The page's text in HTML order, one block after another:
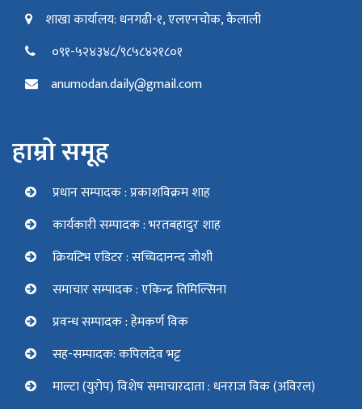
शाखा कार्यालय: धनगढी-१, एलएनचोक, कैलाली
०९१-५२४३४८/९८५८४२१८०१
anumodan.daily@gmail.com
हाम्रो समूह
प्रधान सम्पादक : प्रकाशविक्रम शाह
कार्यकारी सम्पादक : भरतबहादुर शाह
क्रियटिभ एडिटर : सच्चिदानन्द जोशी
समाचार सम्पादक : एकिन्द्र तिमिल्सिना
प्रवन्ध सम्पादक : हेमकर्ण विक
सह-सम्पादक: कपिलदेव भट्ट
माल्टा (युरोप) विशेष समाचारदाता : धनराज विक (अविरल)